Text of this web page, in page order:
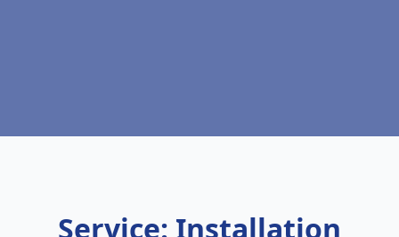
Service: Installation